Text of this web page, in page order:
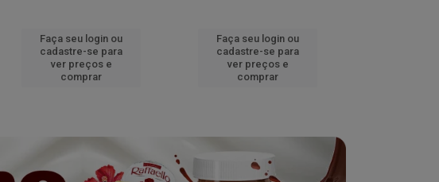
Faça seu login ou
cadastre-se para
ver preços e
comprar
Faça seu login ou
cadastre-se para
ver preços e
comprar